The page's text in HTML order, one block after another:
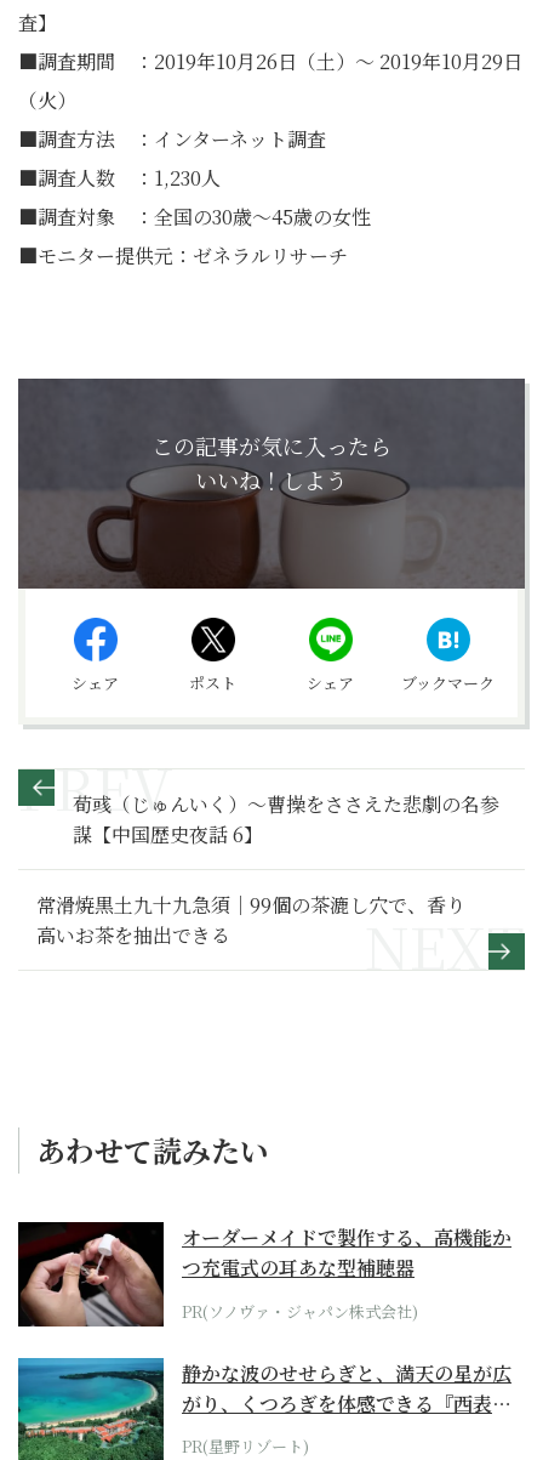
査】
■調査期間 ：2019年10月26日（土）～ 2019年10月29日
（火）
■調査方法 ：インターネット調査
■調査人数 ：1,230人
■調査対象 ：全国の30歳～45歳の女性
■モニター提供元：ゼネラルリサーチ
この記事が気に入ったら
いいね！しよう
シェア ポスト シェア ブックマーク
荀彧（じゅんいく）～曹操をささえた悲劇の名参
謀【中国歴史夜話 6】
常滑焼黒土九十九急須｜99個の茶漉し穴で、香り
高いお茶を抽出できる
あわせて読みたい
オーダーメイドで製作する、高機能か
つ充電式の耳あな型補聴器
PR(ソノヴァ・ジャパン株式会社)
静かな波のせせらぎと、満天の星が広
がり、くつろぎを体感できる『西表島
ホテル by...
PR(星野リゾート)